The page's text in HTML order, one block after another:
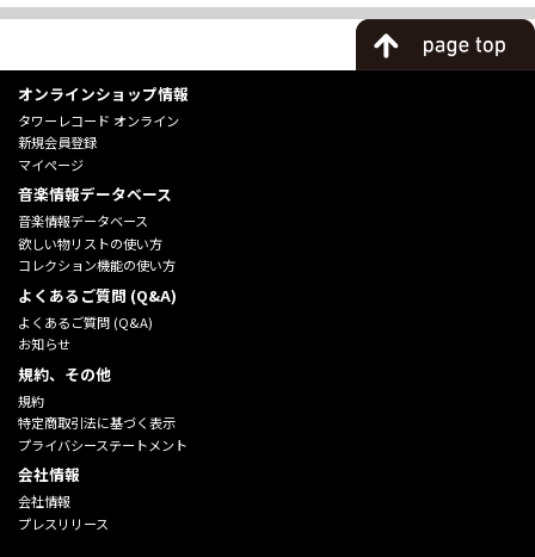
オンラインショップ情報
タワーレコード オンライン
新規会員登録
マイページ
音楽情報データベース
音楽情報データベース
欲しい物リストの使い方
コレクション機能の使い方
よくあるご質問 (Q&A)
よくあるご質問 (Q&A)
お知らせ
規約、その他
規約
特定商取引法に基づく表示
プライバシーステートメント
会社情報
会社情報
プレスリリース